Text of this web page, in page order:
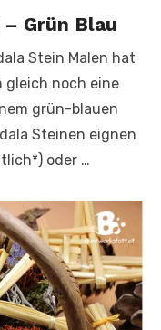
Grün Blau
Stein Malen hat
gleich noch eine
grün-blauen
Steinen eignen
oder …